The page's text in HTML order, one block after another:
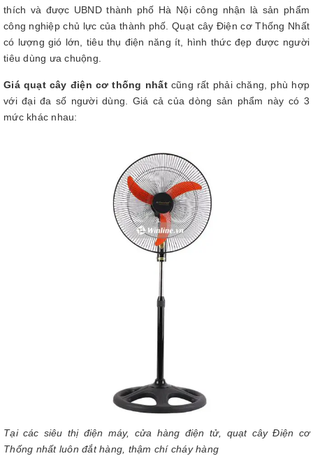
thích và được UBND thành phố Hà Nội công nhận là sản phẩm
công nghiệp chủ lực của thành phố. Quạt cây Điện cơ Thống Nhất
có lượng gió lớn, tiêu thụ điện năng ít, hình thức đẹp được người
tiêu dùng ưa chuộng.
Giá quạt cây điện cơ thống nhất cũng rất phải chăng, phù hợp
với đại đa số người dùng. Giá cả của dòng sản phẩm này có 3
mức khác nhau:
Tại các siêu thị điện máy, cửa hàng điện tử, quạt cây Điện cơ
Thống nhất luôn đắt hàng, thậm chí cháy hàng